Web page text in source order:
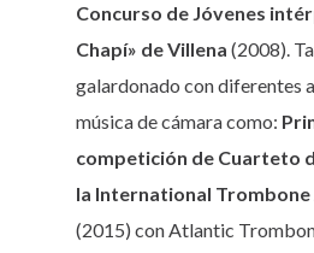
Concurso de Jóvenes
Chapí» de Villena (2008).
galardonado con diferentes
música de cámara como:
competición de Cuarteto
la International
(2015) con Atlantic